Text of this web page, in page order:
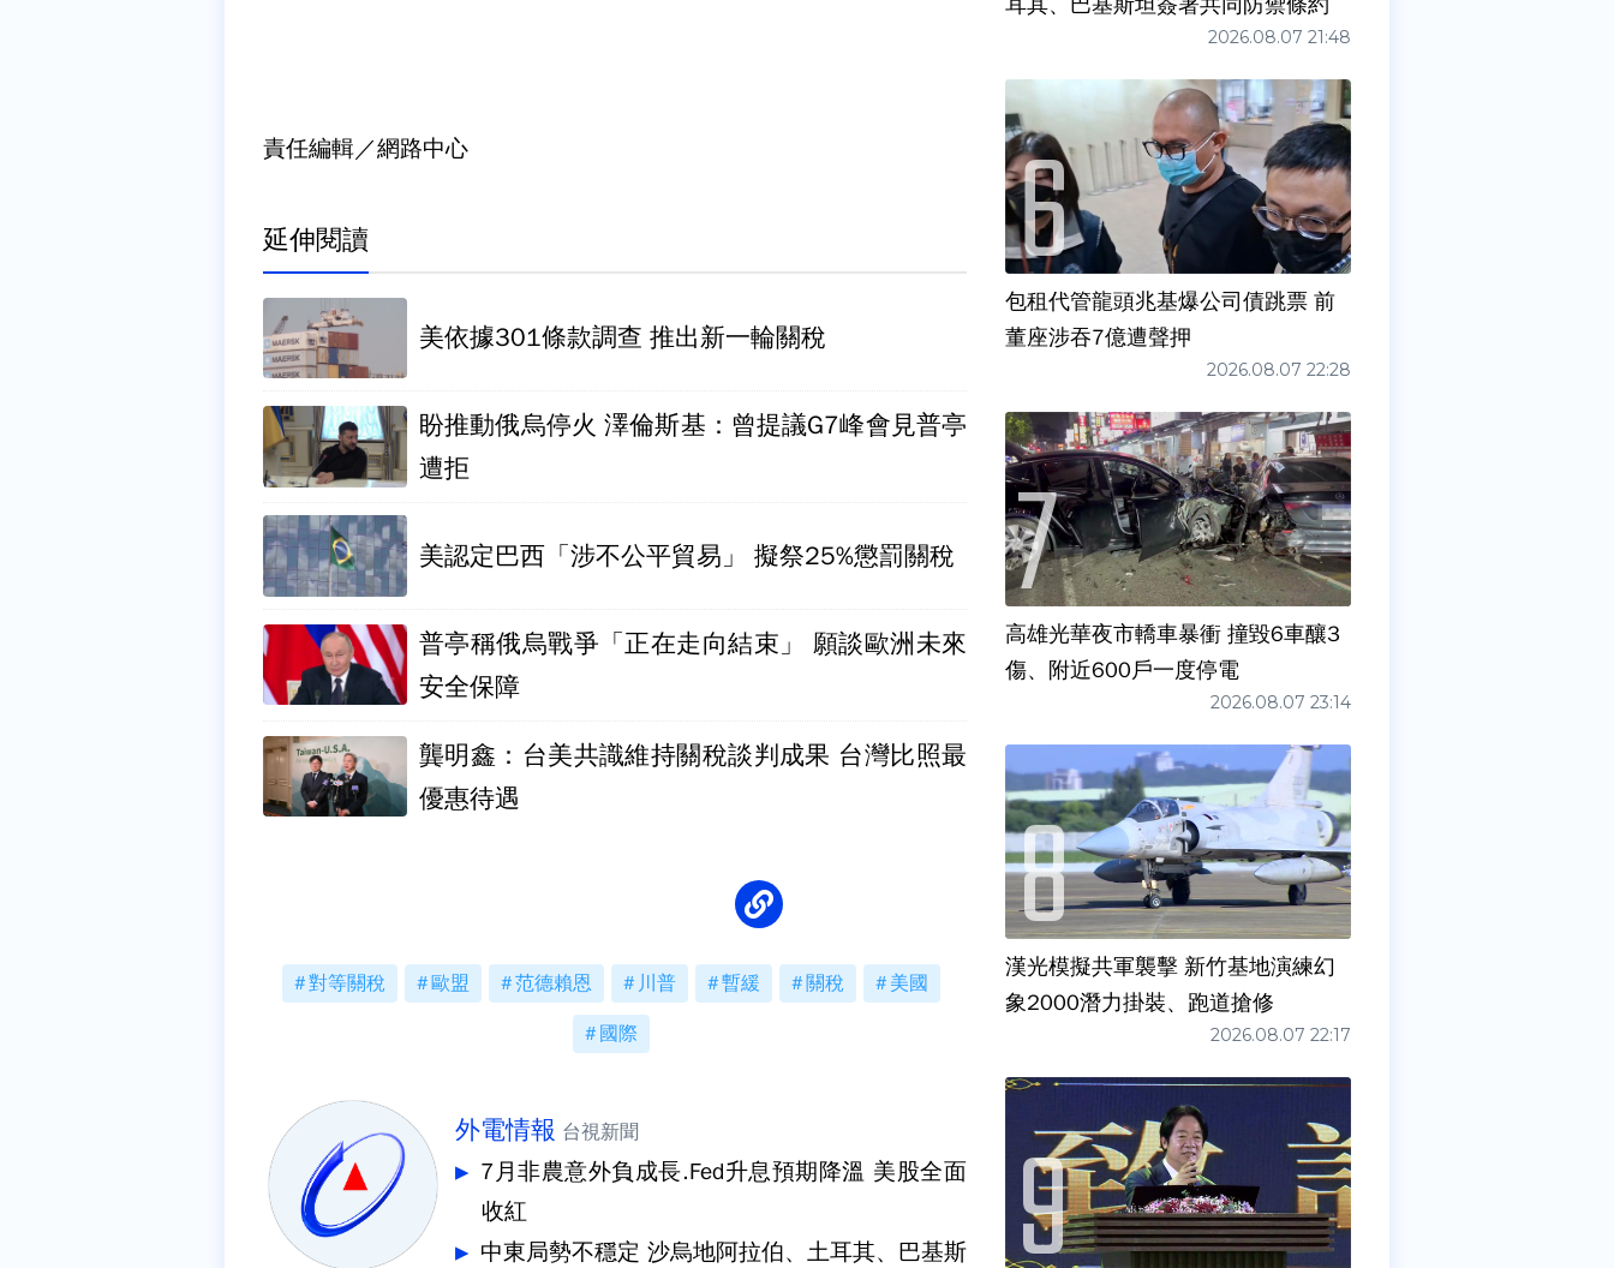
責任編輯／網路中心
延伸閱讀
美依據301條款調查 推出新一輪關稅
盼推動俄烏停火 澤倫斯基：曾提議G7峰會見普亭
遭拒
美認定巴西「涉不公平貿易」 擬祭25%懲罰關稅
普亭稱俄烏戰爭「正在走向結束」 願談歐洲未來
安全保障
龔明鑫：台美共識維持關稅談判成果 台灣比照最
優惠待遇
對等關稅 歐盟 范德賴恩 川普 暫緩 關稅 美國
國際
外電情報 台視新聞
7月非農意外負成長.Fed升息預期降溫 美股全面
收紅
中東局勢不穩定 沙烏地阿拉伯、土耳其、巴基斯
2026.08.07 21:48
包租代管龍頭兆基爆公司債跳票 前
董座涉吞7億遭聲押
2026.08.07 22:28
高雄光華夜市轎車暴衝 撞毀6車釀3
傷、附近600戶一度停電
2026.08.07 23:14
漢光模擬共軍襲擊 新竹基地演練幻
象2000潛力掛裝、跑道搶修
2026.08.07 22:17